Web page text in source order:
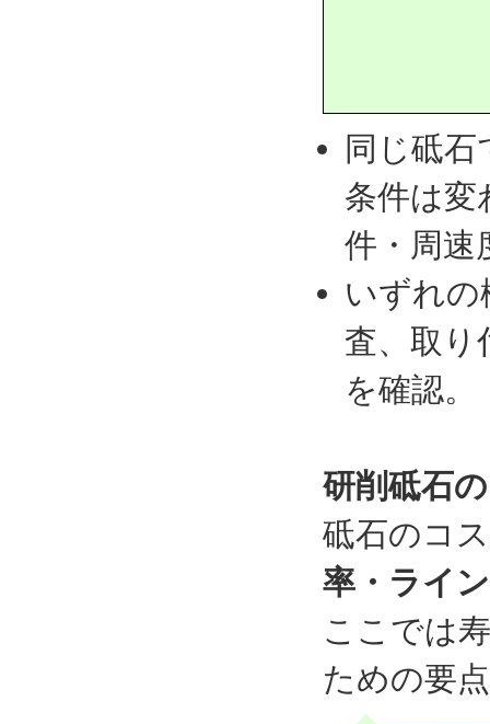
同じ砥石
条件は変
件・周速
いずれの
査、取り
を確認。
研削砥石
砥石のコ
率・ライ
ここでは
ための要